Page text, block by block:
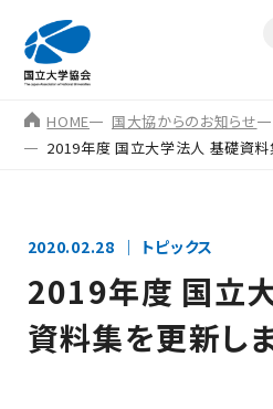
HOME 国大協からのお知らせ
2019年度 国立大学法人 基礎資料
2020.02.28 トピックス
2019年度 国立
資料集を更新し